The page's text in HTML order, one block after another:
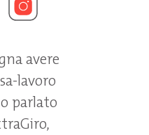
avere
lavoro
parlato